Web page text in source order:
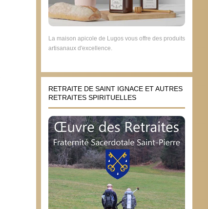
La maison apicole de Lugos vous offre des produits
artisanaux d'excellence.
RETRAITE DE SAINT IGNACE ET AUTRES
RETRAITES SPIRITUELLES